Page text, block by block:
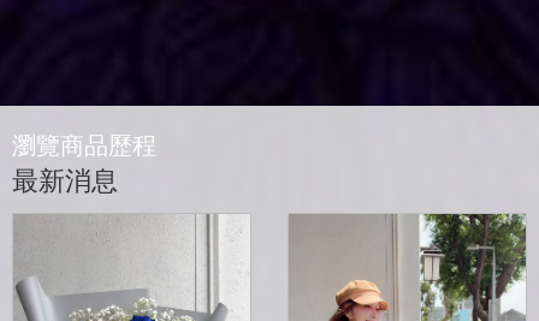
瀏覽商品歷程
最新消息